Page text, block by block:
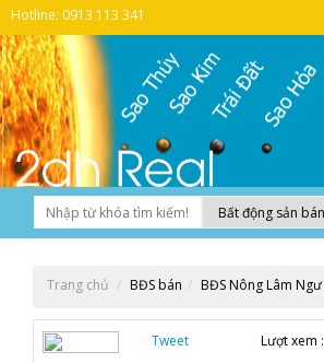
Hotline: 0913 113 341
Trang chủ BĐS bán BĐS Nông Lâm
Tweet Lượt xem :